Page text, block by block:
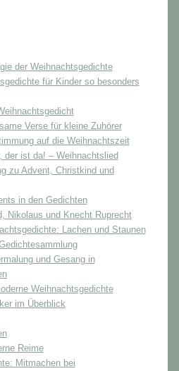
der Weihnachtsgedichte
für Kinder so besonders
Verse für kleine Zuhörer
auf die Weihnachtszeit
der ist da! – Weihnachtslied
zu Advent, Christkind und
in den Gedichten
Nikolaus und Knecht Ruprecht
Lachen und Staunen
und Gesang in
Weihnachtsgedichte
im Überblick
Reime
Mitmachen bei